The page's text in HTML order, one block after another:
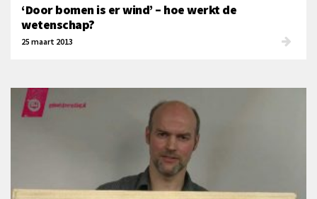
‘Door bomen is er wind’ – hoe werkt de
wetenschap?
25 maart 2013